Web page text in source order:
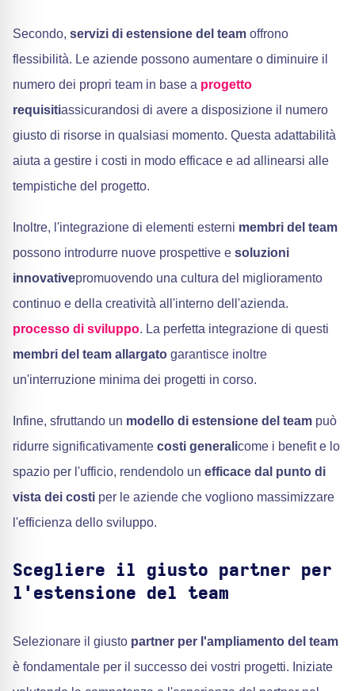
Secondo, servizi di estensione del team offrono
flessibilità. Le aziende possono aumentare o diminuire il
numero dei propri team in base a progetto
requisitiassicurandosi di avere a disposizione il numero
giusto di risorse in qualsiasi momento. Questa adattabilità
aiuta a gestire i costi in modo efficace e ad allinearsi alle
tempistiche del progetto.
Inoltre, l'integrazione di elementi esterni membri del team
possono introdurre nuove prospettive e soluzioni
innovativepromuovendo una cultura del miglioramento
continuo e della creatività all'interno dell'azienda.
processo di sviluppo. La perfetta integrazione di questi
membri del team allargato garantisce inoltre
un'interruzione minima dei progetti in corso.
Infine, sfruttando un modello di estensione del team può
ridurre significativamente costi generalicome i benefit e lo
spazio per l'ufficio, rendendolo un efficace dal punto di
vista dei costi per le aziende che vogliono massimizzare
l'efficienza dello sviluppo.
Scegliere il giusto partner per
l'estensione del team
Selezionare il giusto partner per l'ampliamento del team
è fondamentale per il successo dei vostri progetti. Iniziate